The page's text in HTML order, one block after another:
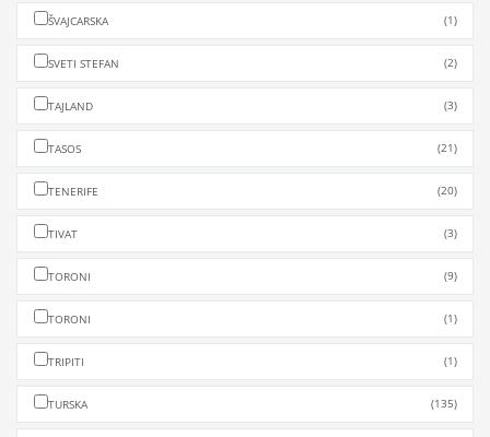
ŠVAJCARSKA (1)
SVETI STEFAN (2)
TAJLAND (3)
TASOS (21)
TENERIFE (20)
TIVAT (3)
TORONI (9)
TORONI (1)
TRIPITI (1)
TURSKA (135)